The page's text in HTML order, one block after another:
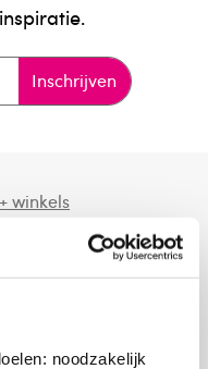
noodzakelijk
Inschrijven
winkels